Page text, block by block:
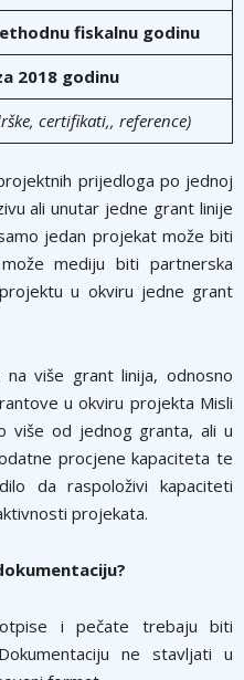
fiskalnu godinu
2018 godinu
certifikati,, reference)
prijedloga po jednoj
ali unutar jedne grant linije
jedan projekat može biti
mediju biti partnerska
u okviru jedne grant
na više grant linija, odnosno
u okviru projekta Misli
više od jednog granta, ali u
procjene kapaciteta te
da raspoloživi kapaciteti
projekata.
i pečate trebaju biti
ne stavljati u